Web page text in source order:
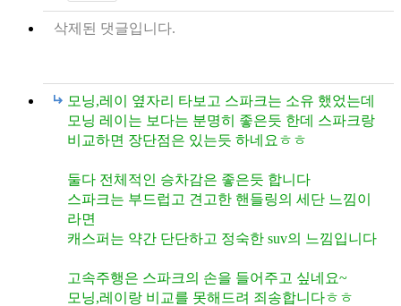
삭제된 댓글입니다.
모닝,레이 옆자리 타보고 스파크는 소유 했었는데
모닝 레이는 보다는 분명히 좋은듯 한데 스파크랑
비교하면 장단점은 있는듯 하네요ㅎㅎ
둘다 전체적인 승차감은 좋은듯 합니다
스파크는 부드럽고 견고한 핸들링의 세단 느낌이
라면
캐스퍼는 약간 단단하고 정숙한 suv의 느낌입니다
고속주행은 스파크의 손을 들어주고 싶네요~
모닝,레이랑 비교를 못해드려 죄송합니다ㅎㅎ